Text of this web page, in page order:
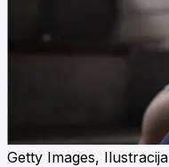
Getty Images, Ilustracija